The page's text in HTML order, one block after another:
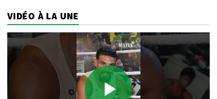
VIDÉO À LA UNE